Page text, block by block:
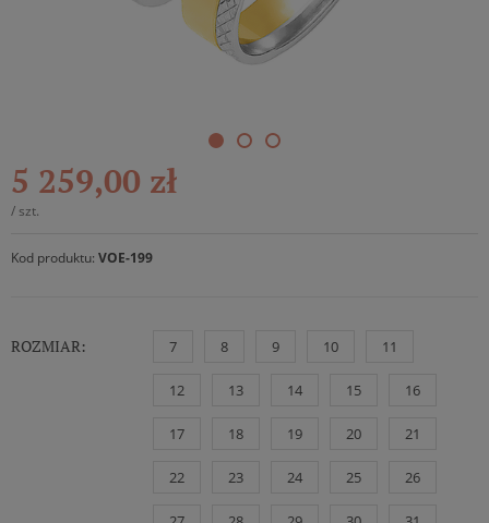
5 259,00 zł
/ szt.
Kod produktu: VOE-199
ROZMIAR: 7 8 9 10 11
12 13 14 15 16
17 18 19 20 21
22 23 24 25 26